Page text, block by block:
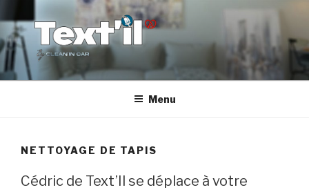
au
contenu
principal
TEX'TIL
Le nettoyage de canapé haut de gamme
Menu
NETTOYAGE DE TAPIS
Cédric de Text’Il se déplace à votre